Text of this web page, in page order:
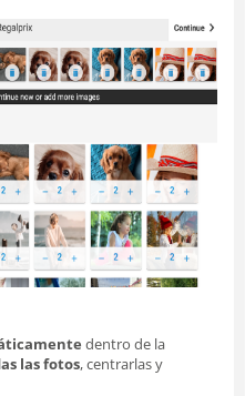
dentro de la
las fotos, centrarlas y